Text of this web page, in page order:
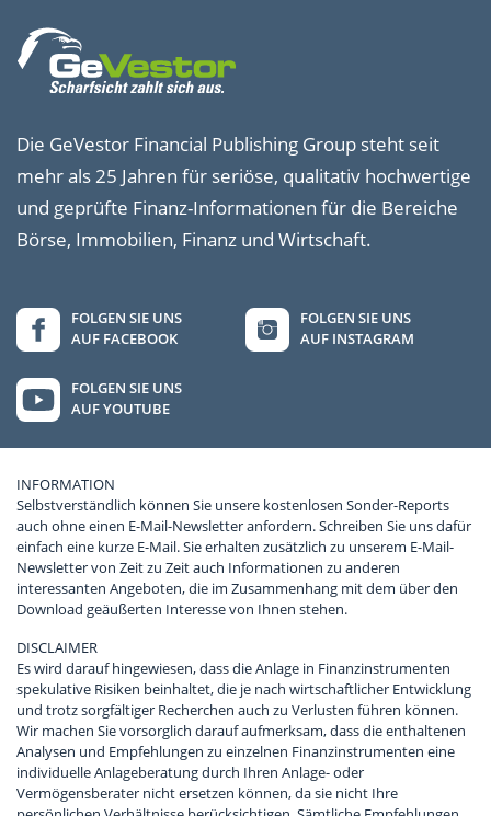
Die GeVestor Financial Publishing Group steht seit
mehr als 25 Jahren für seriöse, qualitativ hochwertige
und geprüfte Finanz-Informationen für die Bereiche
Börse, Immobilien, Finanz und Wirtschaft.
FOLGEN SIE UNS
AUF FACEBOOK
FOLGEN SIE UNS
AUF INSTAGRAM
FOLGEN SIE UNS
AUF YOUTUBE
INFORMATION
Selbstverständlich können Sie unsere kostenlosen Sonder-Reports
auch ohne einen E-Mail-Newsletter anfordern. Schreiben Sie uns dafür
einfach eine kurze E-Mail. Sie erhalten zusätzlich zu unserem E-Mail-
Newsletter von Zeit zu Zeit auch Informationen zu anderen
interessanten Angeboten, die im Zusammenhang mit dem über den
Download geäußerten Interesse von Ihnen stehen.
DISCLAIMER
Es wird darauf hingewiesen, dass die Anlage in Finanzinstrumenten
spekulative Risiken beinhaltet, die je nach wirtschaftlicher Entwicklung
und trotz sorgfältiger Recherchen auch zu Verlusten führen können.
Wir machen Sie vorsorglich darauf aufmerksam, dass die enthaltenen
Analysen und Empfehlungen zu einzelnen Finanzinstrumenten eine
individuelle Anlageberatung durch Ihren Anlage- oder
Vermögensberater nicht ersetzen können, da sie nicht Ihre